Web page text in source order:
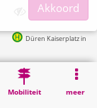
Mobiliteit meer
Düren Kaiserplatz in 184m
Akkoord